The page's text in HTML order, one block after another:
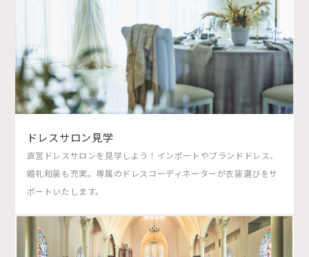
ドレスサロン見学
直営ドレスサロンを見学しよう！インポートやブランドドレス、
婚礼和装も充実。専属のドレスコーディネーターが衣装選びをサ
ポートいたします。